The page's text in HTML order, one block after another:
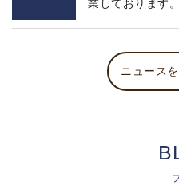
業しております。
ニュース